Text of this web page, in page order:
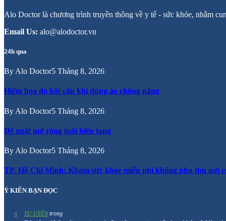
Alo Doctor là chương trình truyền thông về y tế - sức khỏe, nhằm
Email Us: alo@alodoctor.vn
24h qua
By Alo Doctor5 Tháng 8, 2026
Hiểm họa do bất cẩn khi dùng áo chống nắng
By Alo Doctor5 Tháng 8, 2026
Đề xuất mở rộng tuổi hiến tạng
By Alo Doctor5 Tháng 8, 2026
TP. Hồ Chí Minh: Khám sức khỏe miễn phí không phụ thu nơi
Ý KIẾN BẠN ĐỌC
TU UYÊNtrong